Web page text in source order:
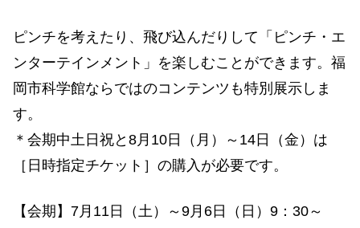
ピンチを考えたり、飛び込んだりして「ピンチ・エ
ンターテインメント」を楽しむことができます。福
岡市科学館ならではのコンテンツも特別展示しま
す。
＊会期中土日祝と8月10日（月）～14日（金）は
［日時指定チケット］の購入が必要です。
【会期】7月11日（土）～9月6日（日）9：30～